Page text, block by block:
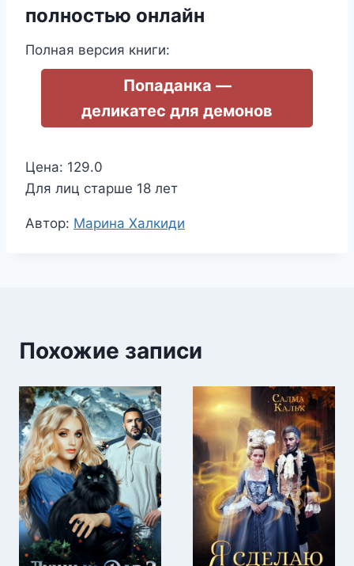
полностью онлайн
Полная версия книги:
Попаданка —
деликатес для демонов
Цена: 129.0
Для лиц старше 18 лет
Метки
Автор: Марина Халкиди
Похожие записи